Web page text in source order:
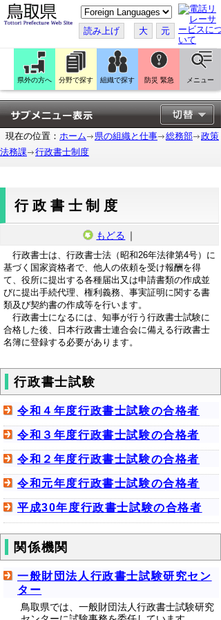
こ
の
ペ
ー
ジ
翻
訳
す
る
読み上げ 大 元
県外の方へ 分野で探す 組織で探す 防災 緊急 メニュー
現在の位置： ホーム 県の組織と仕事 総務部
政策
法務課
行政書士制度
行政書士制度
もどる ｜
行政書士は、行政書士法（昭和26年法律第4号）に
基づく国家資格者で、他人の依頼を受け報酬を得
て、役所に提出する各種届出又は申請書類の作成並
びに提出手続代理、権利義務、事実証明に関する書
類及び契約書の作成等を行います。
行政書士になるには、知事が行う行政書士試験に
合格した後、日本行政書士連合会に備える行政書士
名簿に登録する必要があります。
行政書士試験
令和４年度行政書士試験の合格者
令和３年度行政書士試験の合格者
令和２年度行政書士試験の合格者
令和元年度行政書士試験の合格者
平成30年度行政書士試験の合格者
関係機関
一般財団法人行政書士試験研究セン
ター
鳥取県では、一般財団法人行政書士試験研究